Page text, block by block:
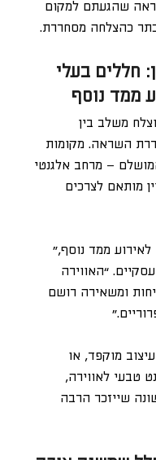
שהגעתם למקום
כהצלחה מסחררת.
חללים בעלי
ממד נוסף
משלב בין
השראה. מקומות
– מרחב אלגנטי
מותאם לצרכים
לאירוע ממד נוסף,”
“האווירה
ומשאירה רושם
מוקפד, או
טבעי לאווירה,
שייזכר הרבה